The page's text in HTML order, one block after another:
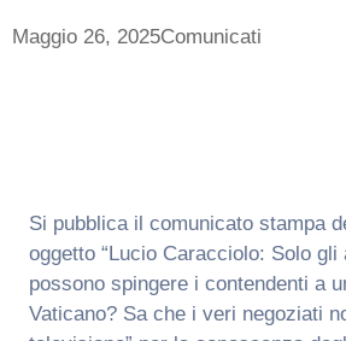
Maggio 26, 2025Comunicati
Si pubblica il comunicato stampa
oggetto “Lucio Caracciolo: Solo gli
possono spingere i contendenti a
Vaticano? Sa che i veri negoziati